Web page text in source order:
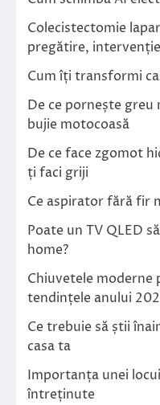
Colecistectomie
pregătire,
Cum îți transformi
De ce pornește greu
bujie motocoasă
De ce face zgomot
ți faci griji
Ce aspirator fără fir
Poate un TV QLED
home?
Chiuvetele
tendințele anului
Ce trebuie să știi
casa ta
Importanța unei
întreținute